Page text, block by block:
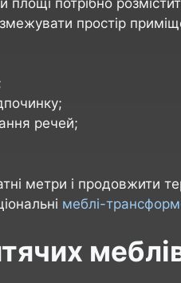
простір
речей;
метри і продовжити
меблі-